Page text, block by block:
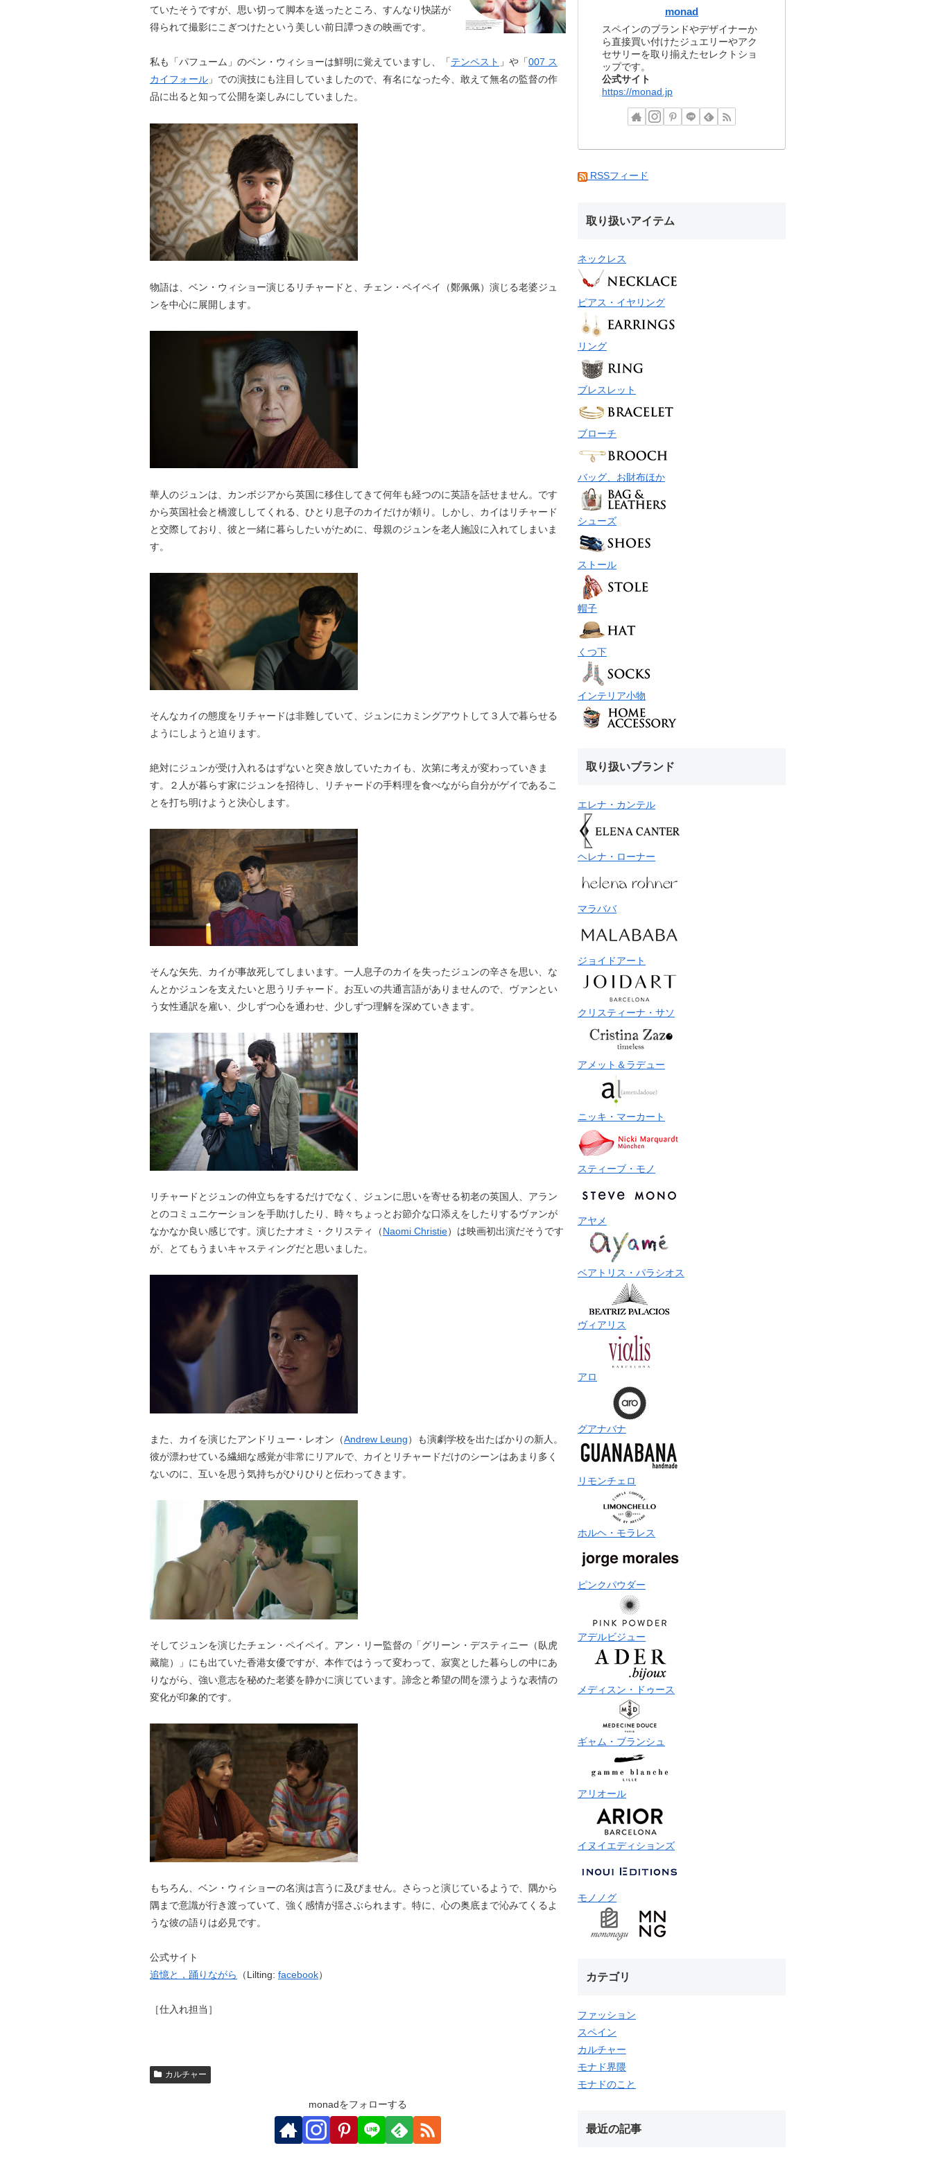
ていたそうですが、思い切って脚本を送ったところ、すんなり快諾が
得られて撮影にこぎつけたという美しい前日譚つきの映画です。
私も「パフューム」のベン・ウィショーは鮮明に覚えていますし、「テンペスト 」や「007 ス
カイフォール 」での演技にも注目していましたので、有名になった今、敢えて無名の監督の作
品に出ると知って公開を楽しみにしていました。
物語は、ベン・ウィショー演じるリチャードと、チェン・ペイペイ（鄭佩佩）演じる老婆ジュ
ンを中心に展開します。
華人のジュンは、カンボジアから英国に移住してきて何年も経つのに英語を話せません。です
から英国社会と橋渡ししてくれる、ひとり息子のカイだけが頼り。しかし、カイはリチャード
と交際しており、彼と一緒に暮らしたいがために、母親のジュンを老人施設に入れてしまいま
す。
そんなカイの態度をリチャードは非難していて、ジュンにカミングアウトして３人で暮らせる
ようにしようと迫ります。
絶対にジュンが受け入れるはずないと突き放していたカイも、次第に考えが変わっていきま
す。２人が暮らす家にジュンを招待し、リチャードの手料理を食べながら自分がゲイであるこ
とを打ち明けようと決心します。
そんな矢先、カイが事故死してしまいます。一人息子のカイを失ったジュンの辛さを思い、な
んとかジュンを支えたいと思うリチャード。お互いの共通言語がありませんので、ヴァンとい
う女性通訳を雇い、少しずつ心を通わせ、少しずつ理解を深めていきます。
リチャードとジュンの仲立ちをするだけでなく、ジュンに思いを寄せる初老の英国人、アラン
とのコミュニケーションを手助けしたり、時々ちょっとお節介な口添えをしたりするヴァンが
なかなか良い感じです。演じたナオミ・クリスティ（Naomi Christie）は映画初出演だそうです
が、とてもうまいキャスティングだと思いました。
また、カイを演じたアンドリュー・レオン（Andrew Leung）も演劇学校を出たばかりの新人。
彼が漂わせている繊細な感覚が非常にリアルで、カイとリチャードだけのシーンはあまり多く
ないのに、互いを思う気持ちがひりひりと伝わってきます。
そしてジュンを演じたチェン・ペイペイ。アン・リー監督の「グリーン・デスティニー（臥虎
藏龍）」にも出ていた香港女優ですが、本作ではうって変わって、寂寞とした暮らしの中にあ
りながら、強い意志を秘めた老婆を静かに演じています。諦念と希望の間を漂うような表情の
変化が印象的です。
もちろん、ベン・ウィショーの名演は言うに及びません。さらっと演じているようで、隅から
隅まで意識が行き渡っていて、強く感情が揺さぶられます。特に、心の奥底まで沁みてくるよ
うな彼の語りは必見です。
公式サイト
追憶と，踊りながら
（Lilting: facebook）
［仕入れ担当］
カルチャー
monadをフォローする
monad
スペインのブランドやデザイナーか
ら直接買い付けたジュエリーやアク
セサリーを取り揃えたセレクトショ
ップです。
公式サイト
https://monad.jp
RSSフィード
取り扱いアイテム
ネックレス
ピアス・イヤリング
リング
ブレスレット
ブローチ
バッグ、お財布ほか
シューズ
ストール
帽子
くつ下
インテリア小物
取り扱いブランド
エレナ・カンテル
ヘレナ・ローナー
マラババ
ジョイドアート
クリスティーナ・サソ
アメット＆ラデュー
ニッキ・マーカート
スティーブ・モノ
アヤメ
ベアトリス・パラシオス
ヴィアリス
アロ
グアナバナ
リモンチェロ
ホルヘ・モラレス
ピンクパウダー
アデルビジュー
メディスン・ドゥース
ギャム・ブランシュ
アリオール
イヌイエディションズ
モノノグ
カテゴリ
ファッション
スペイン
カルチャー
モナド界隈
モナドのこと
最近の記事